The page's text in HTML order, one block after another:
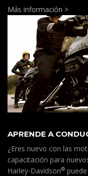
Más información >
APRENDE A
¿Eres nuevo con las
capacitación para
Harley-Davidson®